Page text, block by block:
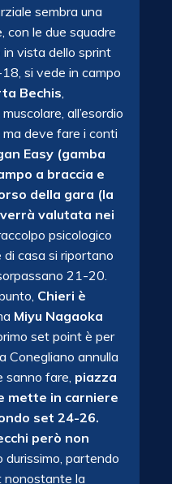
sembra una
con le due squadre
in vista dello sprint
si vede in campo
Bechis,
all’esordio
ma deve fare i conti
Easy (gamba
a braccia e
della gara (la
valutata nei
psicologico
casa si riportano
21-20.
Chieri è
Miyu Nagaoka
set point è per
Conegliano annulla
sanno fare, piazza
mette in carniere
set 24-26.
però non
durissimo, partendo
nonostante la